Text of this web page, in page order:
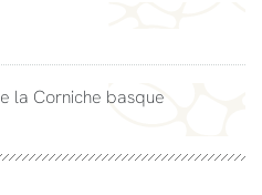
la Corniche basque